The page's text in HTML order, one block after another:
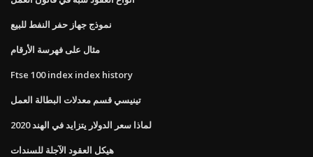
نموذج جهاز حفر النفط للبيع
مثال على فهرسة الأرقام
Ftse 100 index index history
تينيسي قسم معدلات البطالة العمل
لماذا سعر الدولار يتزايد في الهند 2020
هيكل العقود الآجلة للسندات